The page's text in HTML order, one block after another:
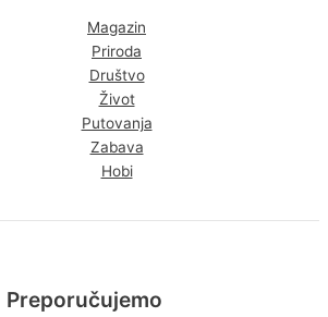
Magazin
Priroda
Društvo
Život
Putovanja
Zabava
Hobi
Preporučujemo